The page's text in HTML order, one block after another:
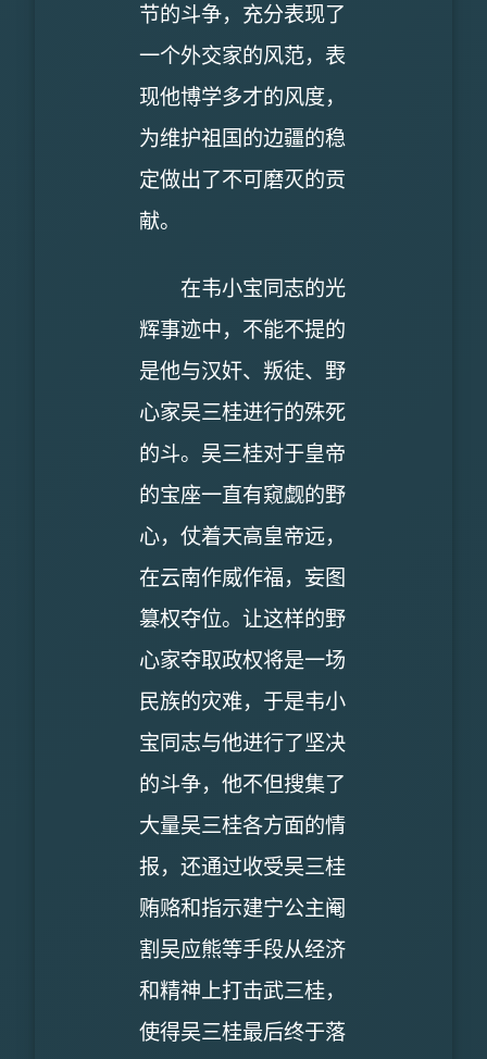
节的斗争，充分表现了
一个外交家的风范，表
现他博学多才的风度，
为维护祖国的边疆的稳
定做出了不可磨灭的贡
献。
在韦小宝同志的光
辉事迹中，不能不提的
是他与汉奸、叛徒、野
心家吴三桂进行的殊死
的斗。吴三桂对于皇帝
的宝座一直有窥觑的野
心，仗着天高皇帝远，
在云南作威作福，妄图
篡权夺位。让这样的野
心家夺取政权将是一场
民族的灾难，于是韦小
宝同志与他进行了坚决
的斗争，他不但搜集了
大量吴三桂各方面的情
报，还通过收受吴三桂
贿赂和指示建宁公主阉
割吴应熊等手段从经济
和精神上打击武三桂，
使得吴三桂最后终于落